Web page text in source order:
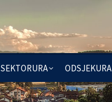
SEKTORURA ODSJEKURA